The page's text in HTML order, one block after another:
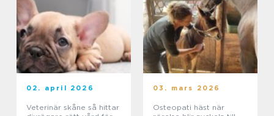
02. april 2026
Veterinär skåne så hittar
03. mars 2026
Osteopati häst när